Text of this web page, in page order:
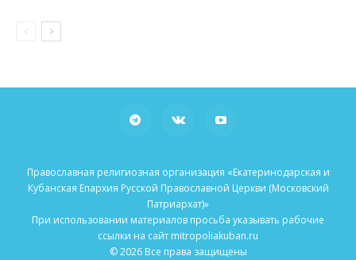
Православная религиозная организация «Екатеринодарская и
Кубанская Епархия Русской Православной Церкви (Московский
Патриархат)»
При использовании материалов просьба указывать рабочие
ссылки на сайт mitropoliakuban.ru
© 2026 Все права защищены